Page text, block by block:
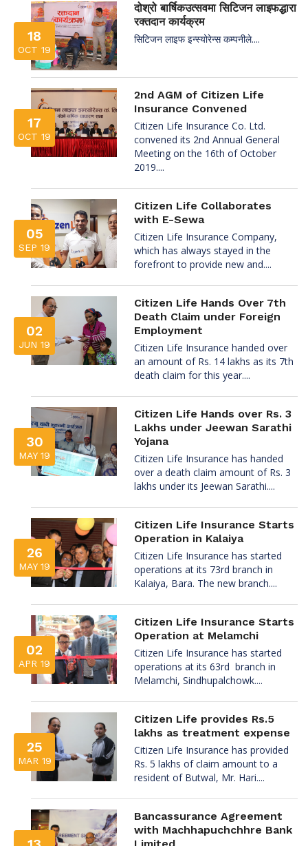
18
OCT 19
दोश्रो बार्षिकउत्सवमा सिटिजन लाइफद्धारा
रक्तदान कार्यक्रम
सिटिजन लाइफ इन्स्योरेन्स कम्पनीले....
17
OCT 19
2nd AGM of Citizen Life
Insurance Convened
Citizen Life Insurance Co. Ltd.
convened its 2nd Annual General
Meeting on the 16th of October
2019....
05
SEP 19
Citizen Life Collaborates
with E-Sewa
Citizen Life Insurance Company,
which has always stayed in the
forefront to provide new and....
02
JUN 19
Citizen Life Hands Over 7th
Death Claim under Foreign
Employment
Citizen Life Insurance handed over
an amount of Rs. 14 lakhs as its 7th
death claim for this year....
30
MAY 19
Citizen Life Hands over Rs. 3
Lakhs under Jeewan Sarathi
Yojana
Citizen Life Insurance has handed
over a death claim amount of Rs. 3
lakhs under its Jeewan Sarathi....
26
MAY 19
Citizen Life Insurance Starts
Operation in Kalaiya
Citizen Life Insurance has started
operations at its 73rd branch in
Kalaiya, Bara. The new branch....
02
APR 19
Citizen Life Insurance Starts
Operation at Melamchi
Citizen Life Insurance has started
operations at its 63rd branch in
Melamchi, Sindhupalchowk....
25
MAR 19
Citizen Life provides Rs.5
lakhs as treatment expense
Citizen Life Insurance has provided
Rs. 5 lakhs of claim amount to a
resident of Butwal, Mr. Hari....
Bancassurance Agreement
with Machhapuchchhre Bank
Limited